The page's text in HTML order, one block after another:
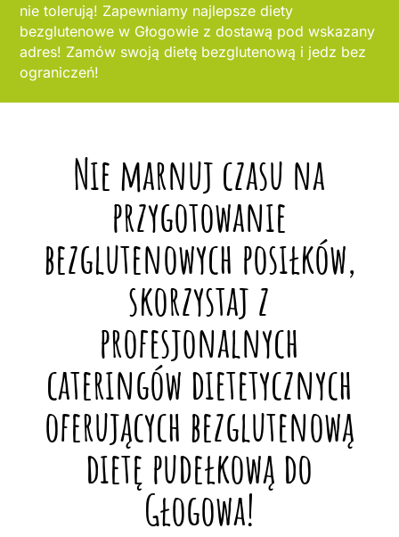
nie tolerują! Zapewniamy najlepsze diety
bezglutenowe w Głogowie z dostawą pod wskazany
adres! Zamów swoją dietę bezglutenową i jedz bez
ograniczeń!
Nie marnuj czasu na
przygotowanie
bezglutenowych posiłków,
skorzystaj z
profesjonalnych
cateringów dietetycznych
oferujących bezglutenową
dietę pudełkową do
Głogowa!